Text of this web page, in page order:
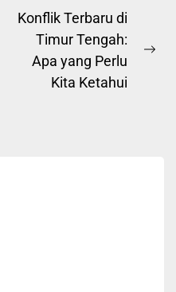
Konflik Terbaru di
Timur Tengah:
Apa yang Perlu
Kita Ketahui